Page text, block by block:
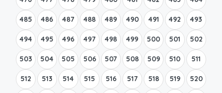
485 486 487 488 489 490 491 492 493
494 495 496 497 498 499 500 501 502
503 504 505 506 507 508 509 510 511
512 513 514 515 516 517 518 519 520